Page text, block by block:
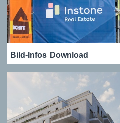
Bild-Infos Download